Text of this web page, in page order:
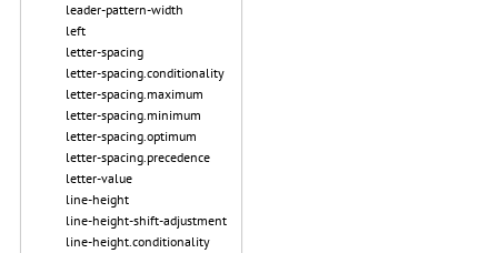
leader-pattern-width
left
letter-spacing
letter-spacing.conditionality
letter-spacing.maximum
letter-spacing.minimum
letter-spacing.optimum
letter-spacing.precedence
letter-value
line-height
line-height-shift-adjustment
line-height.conditionality